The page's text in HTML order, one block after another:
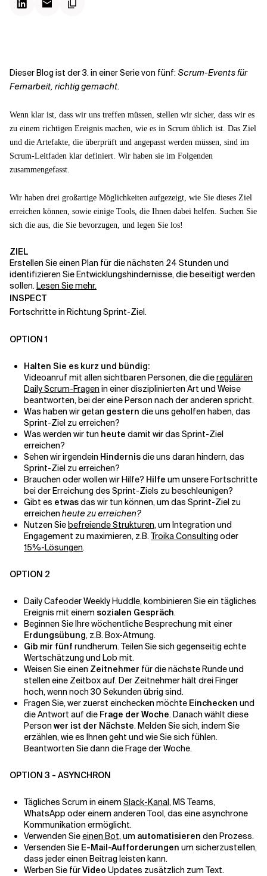
Verwandte Themen
Dieser Blog ist der 3. in einer Serie von fünf:Scrum-Events für
Fernarbeit, richtig gemacht.
Wenn klar ist, dass wir uns treffen müssen, stellen wir sicher, dass wir es
zu einem richtigen Ereignis machen, wie es in Scrum üblich ist. Das Ziel
und die Artefakte, die überprüft und angepasst werden müssen, sind im
Scrum-Leitfaden klar definiert. Wir haben sie im Folgenden
zusammengefasst.
Wir haben drei großartige Möglichkeiten aufgezeigt, wie Sie dieses Ziel
erreichen können, sowie einige Tools, die Ihnen dabei helfen. Suchen Sie
sich die aus, die Sie bevorzugen, und legen Sie los!
ZIEL
Erstellen Sie einen Plan für die nächsten 24 Stunden und
identifizieren Sie Entwicklungshindernisse, die beseitigt werden
sollen.Lesen Sie mehr.
INSPECT
Fortschritte in Richtung Sprint-Ziel.
OPTION 1
Halten Sie es kurz und bündig:
Videoanruf mit allen sichtbaren Personen, die dieregulären
Daily Scrum-Fragen in einer disziplinierten Art und Weise
beantworten, bei der eine Person nach der anderen spricht.
Was haben wir getan gestern die uns geholfen haben, das
Sprint-Ziel zu erreichen?
Was werden wir tun heute damit wir das Sprint-Ziel
erreichen?
Sehen wir irgendein Hindernisdie uns daran hindern, das
Sprint-Ziel zu erreichen?
Brauchen oder wollen wir Hilfe? Hilfe um unsere Fortschritte
bei der Erreichung des Sprint-Ziels zu beschleunigen?
Gibt es etwasdas wir tun können, um das Sprint-Ziel zu
erreichenheute zu erreichen?
Nutzen Siebefreiende Strukturen, um Integration und
Engagement zu maximieren, z.B.Troika Consulting oder
15%-Lösungen.
OPTION 2
Daily Cafeoder Weekly Huddle, kombinieren Sie ein tägliches
Ereignis mit einem sozialen Gespräch.
Beginnen Sie Ihre wöchentliche Besprechung mit einer
Erdungsübung, z.B. Box-Atmung.
Gib mir fünf rundherum. Teilen Sie sich gegenseitig echte
Wertschätzung und Lob mit.
Weisen Sie einen Zeitnehmer für die nächste Runde und
stellen eine Zeitbox auf. Der Zeitnehmer hält drei Finger
hoch, wenn noch 30 Sekunden übrig sind.
Fragen Sie, wer zuerst einchecken möchte Einchecken und
die Antwort auf die Frage der Woche. Danach wählt diese
Person wer ist der Nächste. Melden Sie sich, indem Sie
erzählen, wie es Ihnen geht und wie Sie sich fühlen.
Beantworten Sie dann die Frage der Woche.
OPTION 3 - ASYNCHRON
Tägliches Scrum in einem Slack-Kanal, MS Teams,
WhatsApp oder einem anderen Tool, das eine asynchrone
Kommunikation ermöglicht.
Verwenden Sieeinen Bot, um automatisieren den Prozess.
Versenden Sie E-Mail-Aufforderungen um sicherzustellen,
dass jeder einen Beitrag leisten kann.
Werben Sie fürVideo Updates zusätzlich zum Text.